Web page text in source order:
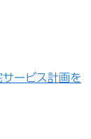
ービス計画を